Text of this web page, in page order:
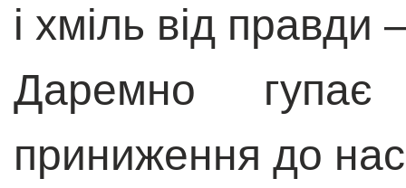
і хміль від правди
Даремно
приниження до